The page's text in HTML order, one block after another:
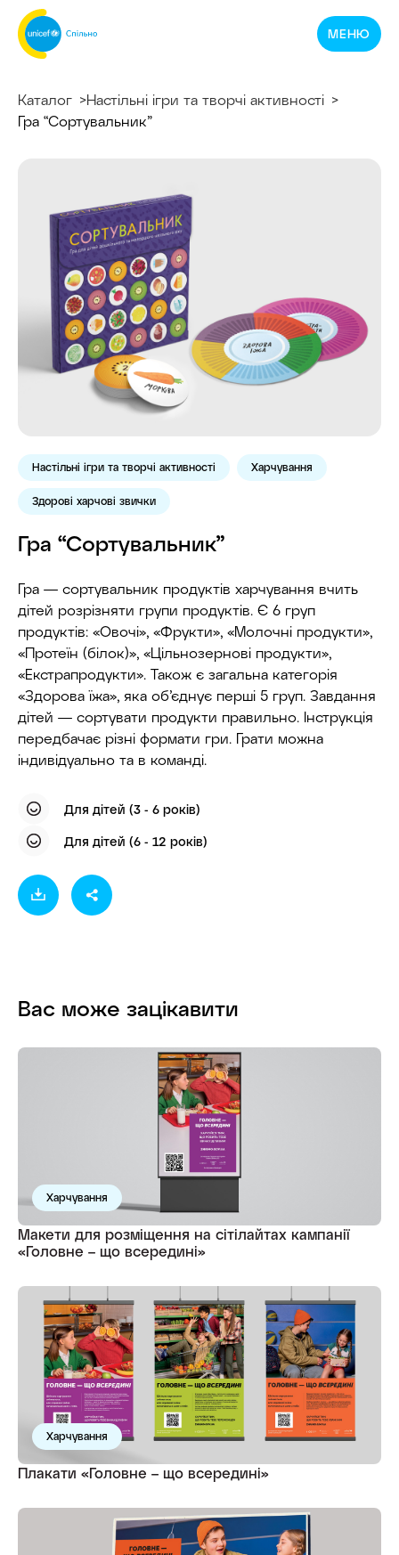
Спільнотека
ЮНІСЕФ
Україна
МЕНЮ
Каталог
Настільні ігри та творчі активності
Гра “Сортувальник”
Настільні ігри та творчі активності Харчування
Здорові харчові звички
Гра “Сортувальник”
Гра — сортувальник продуктів харчування вчить
дітей розрізняти групи продуктів. Є 6 груп
продуктів: «Овочі», «Фрукти», «Молочні продукти»,
«Протеїн (білок)», «Цільнозернові продукти»,
«Екстрапродукти». Також є загальна категорія
«Здорова їжа», яка об’єднує перші 5 груп. Завдання
дітей — сортувати продукти правильно. Інструкція
передбачає різні формати гри. Грати можна
індивідуально та в команді.
Для дітей (3 - 6 років)
Для дітей (6 - 12 років)
Вас може зацікавити
Харчування
Макети для розміщення на сітілайтах кампанії
«Головне – що всередині»
Харчування
Плакати «Головне – що всередині»